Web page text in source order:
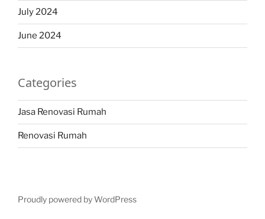
July 2024
June 2024
Categories
Jasa Renovasi Rumah
Renovasi Rumah
Proudly powered by WordPress